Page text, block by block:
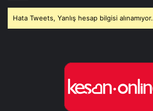
Hata Tweets, Yanlış hesap bilgisi alınamıyor.